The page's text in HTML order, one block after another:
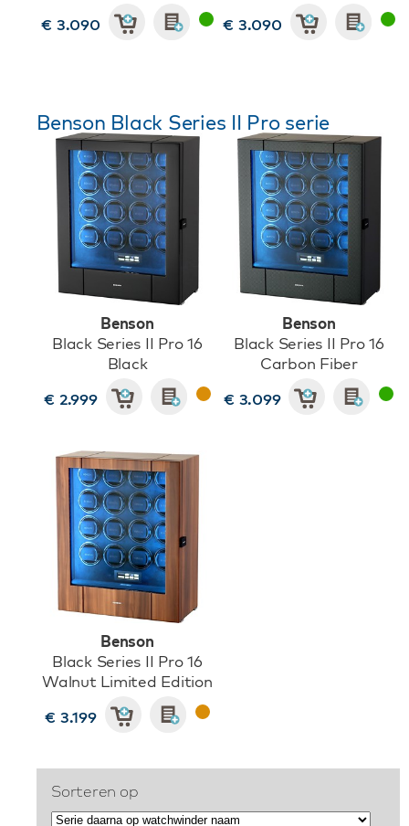
€ 3.090 € 3.090
Benson Black Series II Pro serie
Benson
Black Series II Pro 16
Black
€ 2.999
Benson
Black Series II Pro 16
Carbon Fiber
€ 3.099
Benson
Black Series II Pro 16
Walnut Limited Edition
€ 3.199
Sorteren op